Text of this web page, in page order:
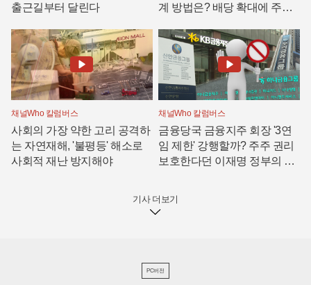
출근길부터 달린다
계 방법은? 배당 확대에 주식
채널Who 칼럼버스
사회의 가장 약한 고리 공격하
는 자연재해, '불평등' 해소로
사회적 재난 방지해야
채널Who 칼럼버스
금융당국 금융지주 회장 '3연
임 제한' 강행할까? 주주 권리
보호한다던 이재명 정부의 모
기사 더보기
PC버전